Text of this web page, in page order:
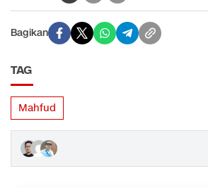
Bagikan
TAG
Mahfud